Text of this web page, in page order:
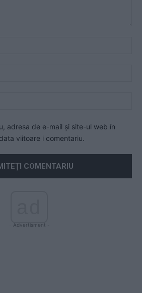
adresa de e-mail și site-ul web în
viitoare i comentariu.
- Advertisment -